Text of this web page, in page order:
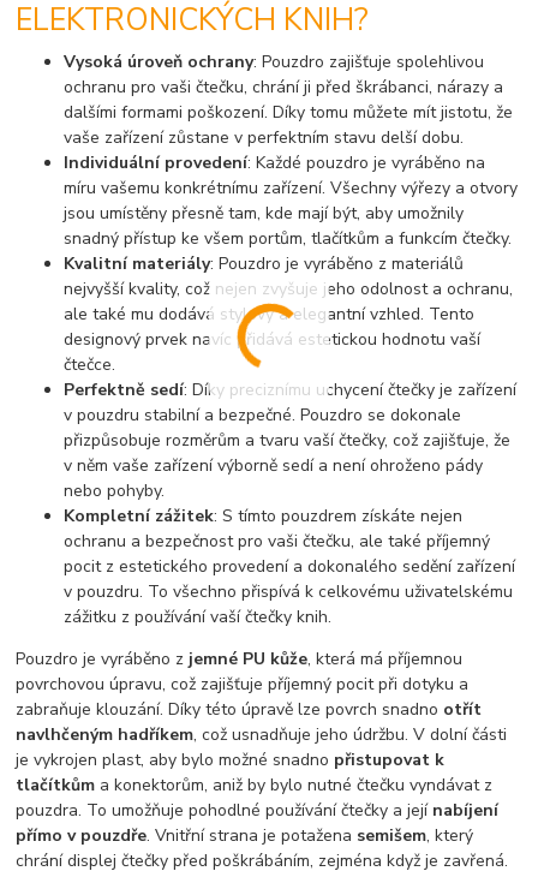
ELEKTRONICKÝCH KNIH?
Vysoká úroveň ochrany: Pouzdro zajišťuje spolehlivou
ochranu pro vaši čtečku, chrání ji před škrábanci, nárazy a
dalšími formami poškození. Díky tomu můžete mít jistotu, že
vaše zařízení zůstane v perfektním stavu delší dobu.
Individuální provedení: Každé pouzdro je vyráběno na
míru vašemu konkrétnímu zařízení. Všechny výřezy a otvory
jsou umístěny přesně tam, kde mají být, aby umožnily
snadný přístup ke všem portům, tlačítkům a funkcím čtečky.
Kvalitní materiály: Pouzdro je vyráběno z materiálů
nejvyšší kvality, což nejen zvyšuje jeho odolnost a ochranu,
ale také mu dodává stylový a elegantní vzhled. Tento
designový prvek navíc přidává estetickou hodnotu vaší
čtečce.
Perfektně sedí: Díky preciznímu uchycení čtečky je zařízení
v pouzdru stabilní a bezpečné. Pouzdro se dokonale
přizpůsobuje rozměrům a tvaru vaší čtečky, což zajišťuje, že
v něm vaše zařízení výborně sedí a není ohroženo pády
nebo pohyby.
Kompletní zážitek: S tímto pouzdrem získáte nejen
ochranu a bezpečnost pro vaši čtečku, ale také příjemný
pocit z estetického provedení a dokonalého sedění zařízení
v pouzdru. To všechno přispívá k celkovému uživatelskému
zážitku z používání vaší čtečky knih.
Pouzdro je vyráběno z jemné PU kůže, která má příjemnou
povrchovou úpravu, což zajišťuje příjemný pocit při dotyku a
zabraňuje klouzání. Díky této úpravě lze povrch snadno otřít
navlhčeným hadříkem, což usnadňuje jeho údržbu. V dolní části
je vykrojen plast, aby bylo možné snadno přistupovat k
tlačítkům a konektorům, aniž by bylo nutné čtečku vyndávat z
pouzdra. To umožňuje pohodlné používání čtečky a její nabíjení
přímo v pouzdře. Vnitřní strana je potažena semišem, který
chrání displej čtečky před poškrábáním, zejména když je zavřená.